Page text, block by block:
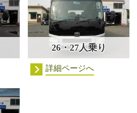
26・27人乗り
詳細ページへ